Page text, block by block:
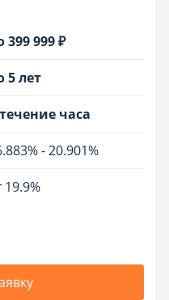
399 999 ₽
5 лет
часа
-20.901%
19.9%